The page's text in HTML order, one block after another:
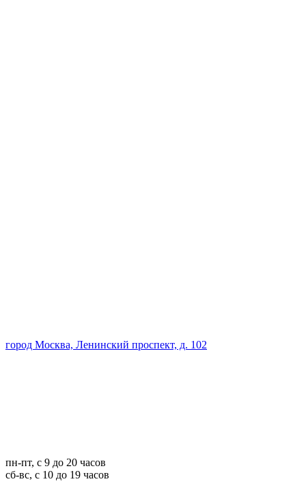
город Москва, Ленинский проспект, д. 102
пн-пт, с 9 до 20 часов
сб-вс, с 10 до 19 часов